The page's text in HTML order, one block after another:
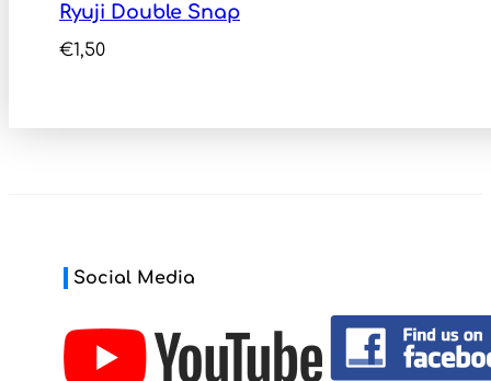
Ryuji Double Snap
€1,50
Social Media